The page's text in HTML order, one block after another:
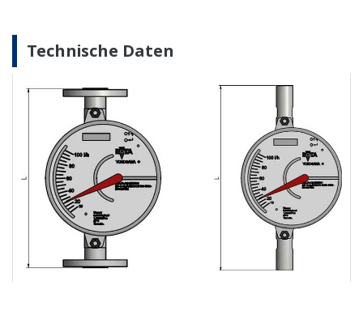
Technische Daten